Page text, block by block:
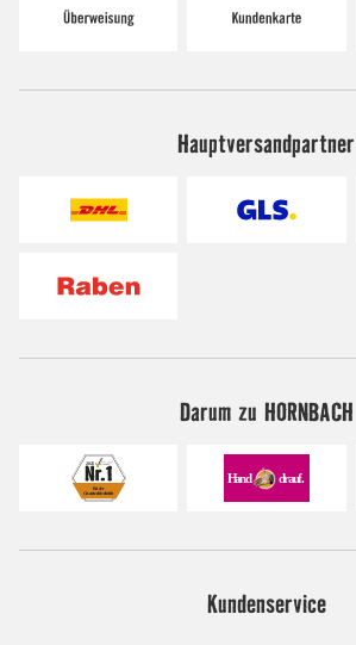
Hauptversandpartner
Darum zu HORNBACH
Kundenservice